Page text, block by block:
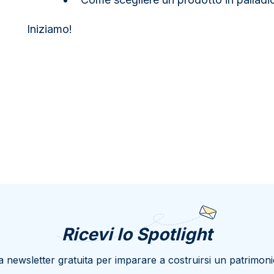
Iniziamo!
Ricevi lo Spotlight
newsletter gratuita per imparare a costruirsi un